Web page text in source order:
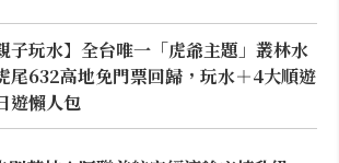
子玩水】全台唯一「虎爺主題」叢林水
尾632高地免門票回歸，玩水＋4大順遊
遊懶人包